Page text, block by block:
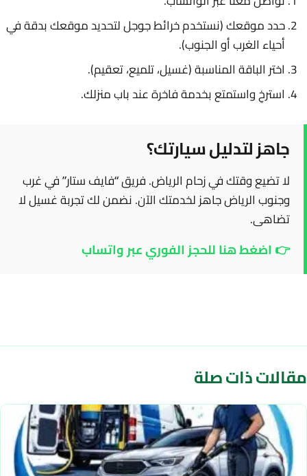
حدد موقعك (نستخدم خرائط جوجل لتحديد موقعك بدقة في
أحياء الغرب أو الجنوب).
اختر الباقة المناسبة (غسيل، تلميع، تعقيم).
استرخِ واستمتع بخدمة فاخرة عند باب منزلك.
جاهز لتدليل سيارتك؟
لا تضيع وقتك في زحام الرياض. فريق “فايف ستار” في غرب
وجنوب الرياض جاهز لخدمتك الآن. نضمن لك تجربة غسيل لا
تضاهى.
👉 اضغط هنا للحجز الفوري عبر واتساب
مقالات ذات صلة